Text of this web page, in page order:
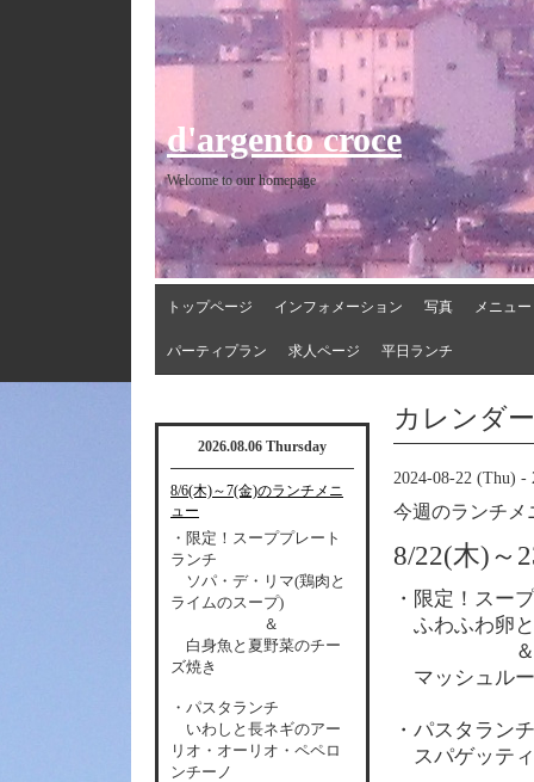
d'argento croce
Welcome to our homepage
トップページ インフォメーション 写真 メニュー
パーティプラン 求人ページ 平日ランチ
カレンダー
2024-08-22 (Thu) -
今週のランチメ
8/22(木)～
・限定！スー
ふわふわ卵
＆
マッシュル
・パスタランチ
スパゲッテ
2026.08.06 Thursday
8/6(木)～7(金)のランチメニ
ュー
・限定！スーププレート
ランチ
ソパ・デ・リマ(鶏肉と
ライムのスープ)
＆
白身魚と夏野菜のチー
ズ焼き
・パスタランチ
いわしと長ネギのアー
リオ・オーリオ・ペペロ
ンチーノ